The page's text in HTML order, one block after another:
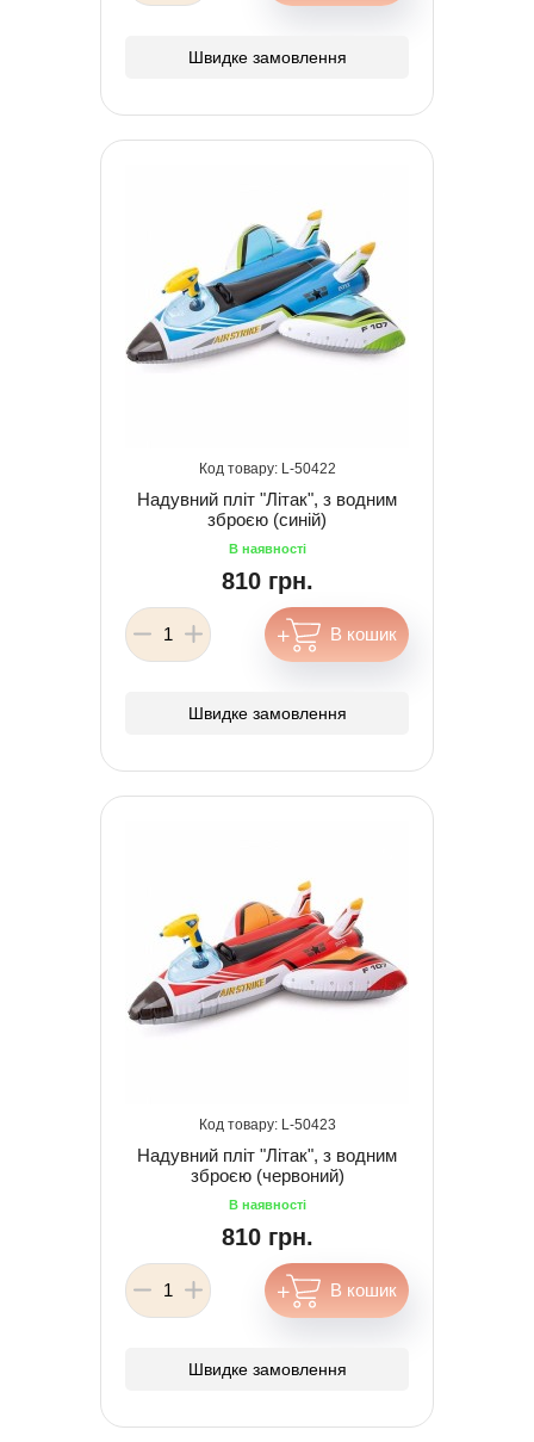
Швидке замовлення
50422
Надувний пліт "Літак", з водним
зброєю (синій)
810 грн.
Швидке замовлення
50423
Надувний пліт "Літак", з водним
зброєю (червоний)
810 грн.
Швидке замовлення